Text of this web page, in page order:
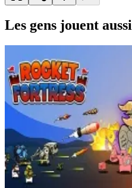
Les gens jouent aussi